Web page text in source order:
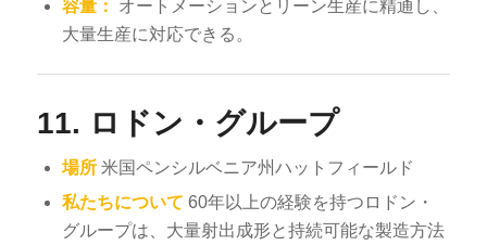
容量：
オートメーションとリーン生産に精通し、
大量生産に対応できる。
11. ロドン・グループ
場所米国ペンシルベニア州ハットフィールド
私たちについて 60年以上の経験を持つロドン・
グループは、大量射出成形と持続可能な製造方法